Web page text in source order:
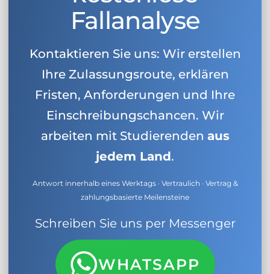
Fallanalyse
Kontaktieren Sie uns: Wir erstellen
Ihre Zulassungsroute, erklären
Fristen, Anforderungen und Ihre
Einschreibungschancen. Wir
arbeiten mit Studierenden aus
jedem Land.
Antwort innerhalb eines Werktags · Vertraulich · Vertrag &
zahlungsbasierte Meilensteine
Schreiben Sie uns per Messenger
WHATSAPP